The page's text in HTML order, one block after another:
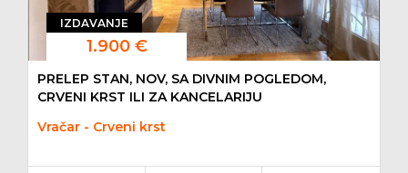
IZDAVANJE
1.900 €
PRELEP STAN, NOV, SA DIVNIM POGLEDOM,
CRVENI KRST ILI ZA KANCELARIJU
Vračar - Crveni krst